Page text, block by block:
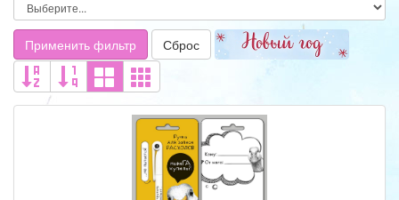
Применить фильтр Сброс